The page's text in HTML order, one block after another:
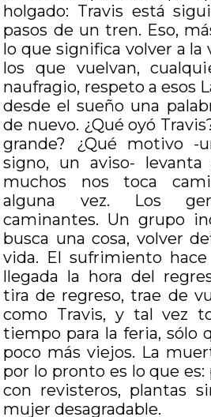
holgado: Travis está
pasos de un tren. Eso,
lo que significa volver a la
los que vuelvan,
naufragio, respeto a esos
desde el sueño una
de nuevo. ¿Qué oyó
grande? ¿Qué motivo -
signo, un aviso-
muchos nos toca
alguna vez. Los
caminantes. Un grupo
busca una cosa, volver
vida. El sufrimiento
llegada la hora del
tira de regreso, trae de
como Travis, y tal vez
tiempo para la feria, sólo
poco más viejos. La
por lo pronto es lo que es:
con revisteros, plantas
mujer desagradable.